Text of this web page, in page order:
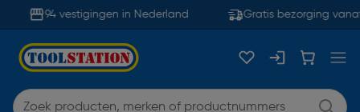
94 vestigingen in Nederland Gratis bezorging vanaf